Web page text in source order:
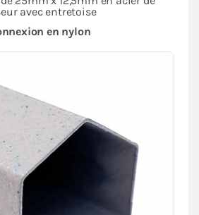
avec entretoise
en nylon